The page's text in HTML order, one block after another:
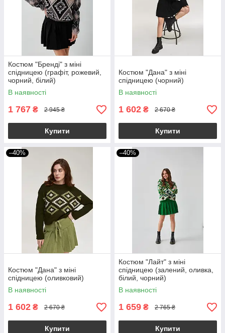
Костюм "Бренді" з міні
спідницею (графіт, рожевий,
чорний, білий)
В наявності
1 767 ₴ 2 945 ₴
Купити
Костюм "Дана" з міні
спідницею (чорний)
В наявності
1 602 ₴ 2 670 ₴
Купити
–40%
Костюм "Дана" з міні
спідницею (оливковий)
В наявності
1 602 ₴ 2 670 ₴
Купити
–40%
Костюм "Лайт" з міні
спідницею (залений, оливка,
білий, чорний)
В наявності
1 659 ₴ 2 765 ₴
Купити